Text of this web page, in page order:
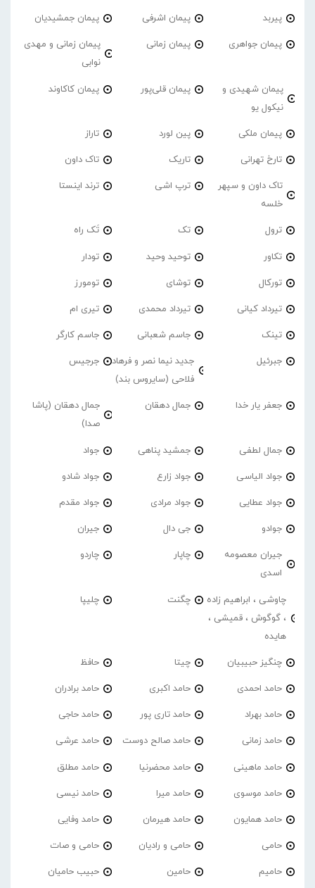
پیربد پیمان اشرفی پیمان جمشیدیان
پیمان جواهری پیمان زمانی
پیمان زمانی و مهدی
نوابی
پیمان شهیدی و
نیکول یو
پیمان قلی‌پور پیمان کاکاوند
پیمان ملکی پین لورد تاراز
تارخ تهرانی تاریک تاک داون
تاک داون و سپهر
خلسه
ترپ اشی ترند اینستا
ترول تک تَک راه
تکاور توحید وحید تودار
تورکال توشای تومورز
تیرداد کیانی تیرداد محمدی تیری ام
تینک جاسم شعبانی جاسم کارگر
جبرئیل
جدید نیما نصر و فرهاد
فلاحی (سایروس بند)
جرجیس
جعفر یار خدا جمال دهقان
جمال دهقان (پاشا
صدا)
جمال لطفی جمشید پناهی جواد
جواد الیاسی جواد زارع جواد شادو
جواد عطایی جواد مرادی جواد مقدم
جوادو جی دال جیران
جیران معصومه
اسدی
چاپار چاردو
چاوشی ، ابراهیم زاده
، گوگوش ، قمیشی ،
هایده
چگنت چلیپا
چنگیز حبیبیان چیتا حافظ
حامد احمدی حامد اکبری حامد برادران
حامد بهراد حامد تاری پور حامد حاجی
حامد زمانی حامد صالح دوست حامد عرشی
حامد ماهینی حامد محضرنیا حامد مطلق
حامد موسوی حامد میرا حامد نیسی
حامد همایون حامد هیرمان حامد وفایی
حامی حامی و رادیان حامی و صات
حامیم حامین حبیب حامیان